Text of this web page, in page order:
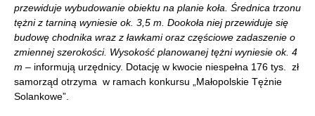
przewiduje wybudowanie obiektu na planie koła. Średnica trzonu
tężni z tarniną wyniesie ok. 3,5 m. Dookoła niej przewiduje się
budowę chodnika wraz z ławkami oraz częściowe zadaszenie o
zmiennej szerokości. Wysokość planowanej tężni wyniesie ok. 4
m – informują urzędnicy. Dotację w kwocie niespełna 176 tys. zł
samorząd otrzyma w ramach konkursu „Małopolskie Tężnie
Solankowe”.